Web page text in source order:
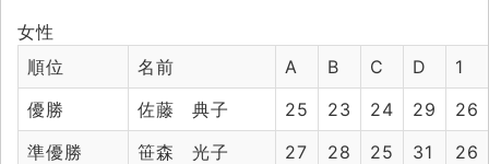
女性
順位
名前 A B C D
1
優勝
佐藤 典子 25 23 24 29
26
準優勝
笹森 光子 27 28 25 31
26